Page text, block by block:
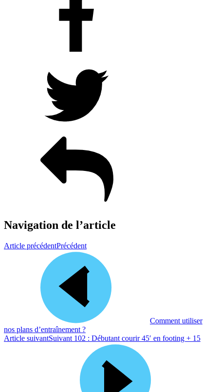
Navigation de l’article
Article précédentPrécédent
Comment utiliser
nos plans d’entraînement ?
Article suivantSuivant 102 : Débutant courir 45′ en footing + 15